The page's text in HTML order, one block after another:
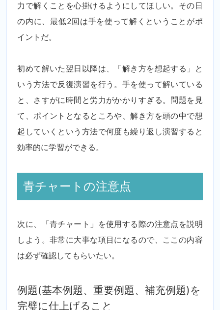
力で解くことを心掛けるようにしてほしい。その日
の内に、最低2回は手を使って解くということがポ
イントだ。
初めて解いた翌日以降は、「解き方を想起する」と
いう方法で反復演習を行う。手を使って解いている
と、さすがに時間と労力がかかりすぎる。問題を見
て、ポイントとなるところや、解き方を頭の中で想
起していくという方法で何度も繰り返し演習すると
効率的に学習ができる。
青チャートの注意点
次に、「青チャート」を使用する際の注意点を説明
しよう。非常に大事な項目になるので、ここの内容
は必ず確認してもらいたい。
例題(基本例題、重要例題、補充例題)を
完璧に仕上げること